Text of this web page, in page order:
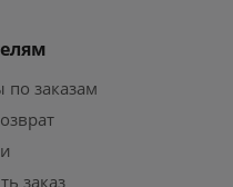
по заказам
заказ